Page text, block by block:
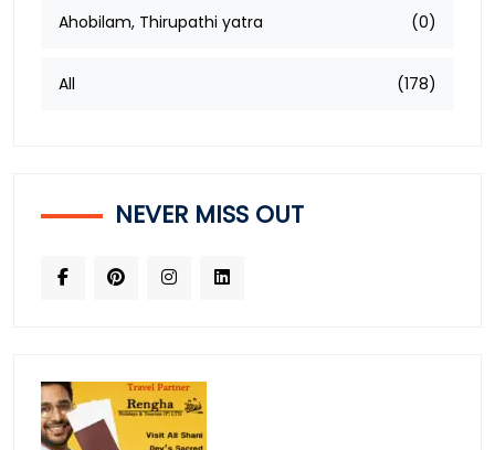
Ahobilam, Thirupathi yatra (0)
All (178)
NEVER MISS OUT